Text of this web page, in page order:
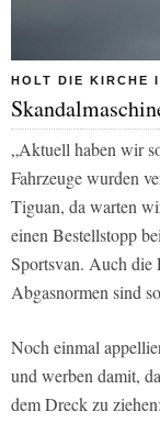
HOLT DIE KIRCHE
„Aktuell haben wir
Fahrzeuge wurden
Tiguan, da warten
einen Bestellstopp
Sportsvan. Auch die
Abgasnormen sind
Noch einmal
und werben damit,
dem Dreck zu ziehen: